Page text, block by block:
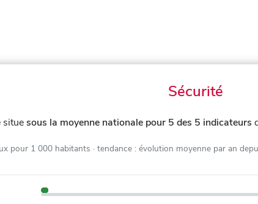
Sécurité
situesous la moyenne nationale pour 5 des 5 indicateurs
pour 1 000 habitants · tendance : évolution moyenne par an